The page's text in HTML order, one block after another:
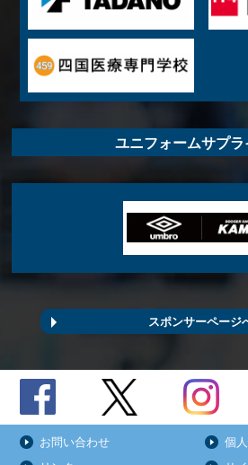
ユニフォームサプラ
スポンサーページ
お問い合わせ
個